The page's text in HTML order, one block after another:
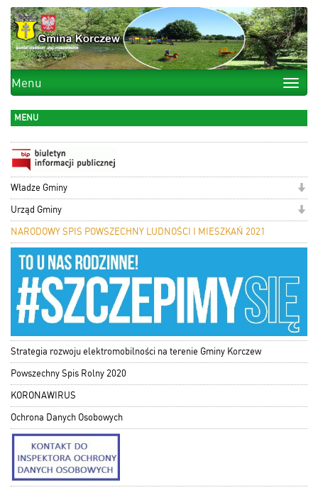
Toggle
Menu
MENU
Władze Gminy
Urząd Gminy
NARODOWY SPIS POWSZECHNY LUDNOŚCI I MIESZKAŃ 2021
Strategia rozwoju elektromobilności na terenie Gminy Korczew
Powszechny Spis Rolny 2020
KORONAWIRUS
Ochrona Danych Osobowych